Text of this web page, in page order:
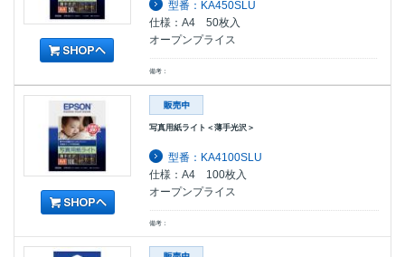
型番：KA450SLU
仕様：A4 50枚入
オープンプライス
備考：
写真用紙ライト＜薄手光沢＞
型番：KA4100SLU
仕様：A4 100枚入
オープンプライス
備考：